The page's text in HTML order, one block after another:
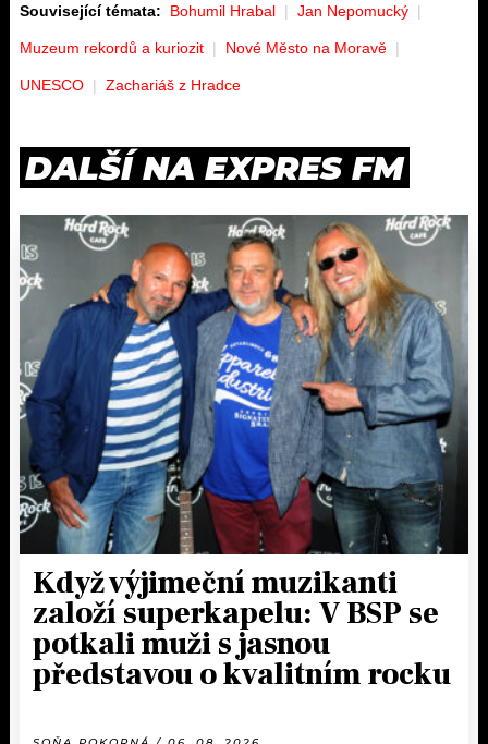
Související témata: Bohumil Hrabal Jan Nepomucký
Muzeum rekordů a kuriozit Nové Město na Moravě
UNESCO Zachariáš z Hradce
DALŠÍ NA EXPRES FM
Když výjimeční muzikanti
založí superkapelu: V BSP se
potkali muži s jasnou
představou o kvalitním rocku